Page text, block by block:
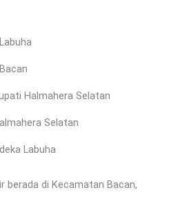
Halmahera Selatan
Selatan
Labuha
berada di Kecamatan Bacan,